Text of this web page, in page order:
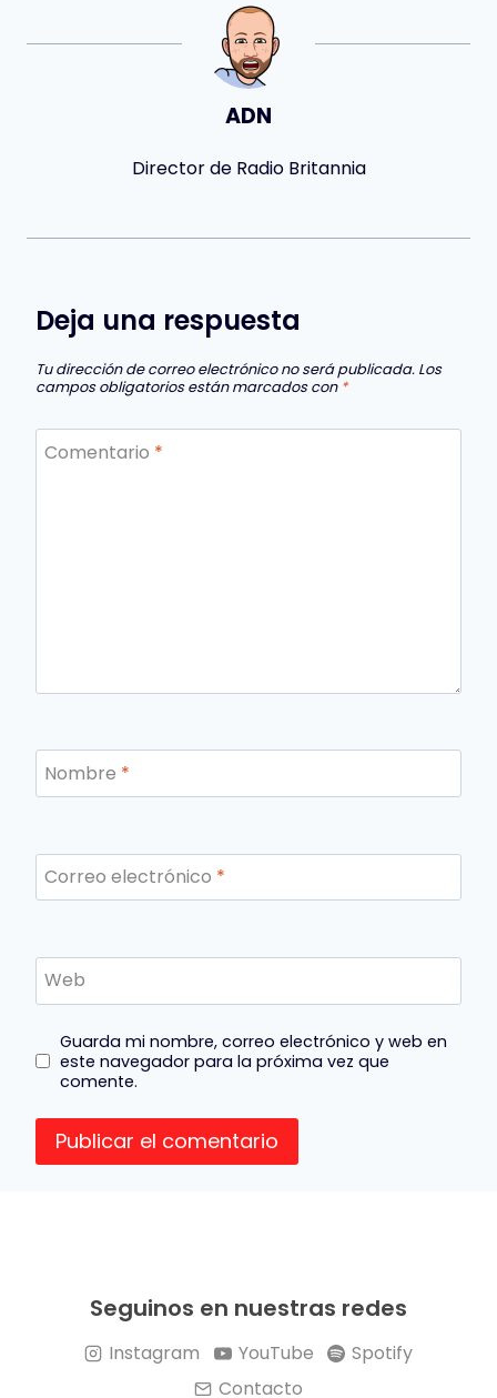
ADN
Director de Radio Britannia
Deja una respuesta
Tu dirección de correo electrónico no será publicada. Los
campos obligatorios están marcados con *
Comentario *
Nombre *
Correo electrónico *
Web
Guarda mi nombre, correo electrónico y web en
este navegador para la próxima vez que
comente.
Seguinos en nuestras redes
Instagram YouTube
Spotify
Contacto